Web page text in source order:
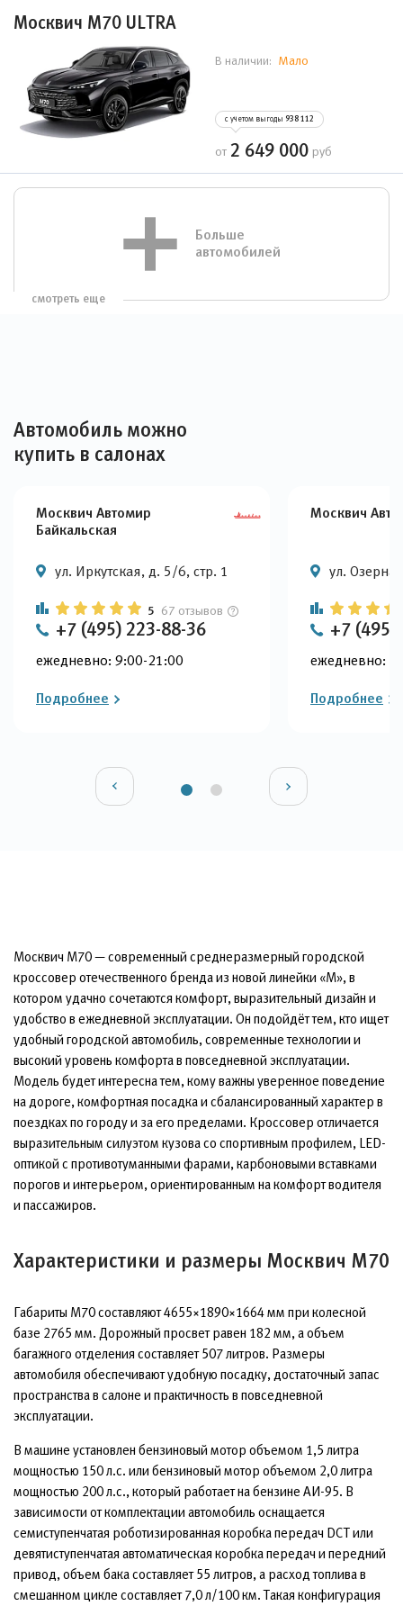
Москвич М70 ULTRA
В наличии: Мало
с учетом выгоды 938 112
от 2 649 000 руб
Больше
автомобилей
смотреть еще
Автомобиль можно
купить в салонах
Москвич Автомир
Байкальская
ул. Иркутская, д. 5/6, стр. 1
5 67 отзывов
+7 (495) 223-88-36
ежедневно: 9:00-21:00
Подробнее
Москвич
ул.
+7
ежедневно:
Подробнее
Москвич М70 — современный среднеразмерный городской
кроссовер отечественного бренда из новой линейки «М», в
котором удачно сочетаются комфорт, выразительный дизайн и
удобство в ежедневной эксплуатации. Он подойдёт тем, кто ищет
удобный городской автомобиль, современные технологии и
высокий уровень комфорта в повседневной эксплуатации.
Модель будет интересна тем, кому важны уверенное поведение
на дороге, комфортная посадка и сбалансированный характер в
поездках по городу и за его пределами. Кроссовер отличается
выразительным силуэтом кузова со спортивным профилем, LED-
оптикой с противотуманными фарами, карбоновыми вставками
порогов и интерьером, ориентированным на комфорт водителя
и пассажиров.
Характеристики и размеры Москвич М70
Габариты М70 составляют 4655×1890×1664 мм при колесной
базе 2765 мм. Дорожный просвет равен 182 мм, а объем
багажного отделения составляет 507 литров. Размеры
автомобиля обеспечивают удобную посадку, достаточный запас
пространства в салоне и практичность в повседневной
эксплуатации.
В машине установлен бензиновый мотор объемом 1,5 литра
мощностью 150 л.с. или бензиновый мотор объемом 2,0 литра
мощностью 200 л.с., который работает на бензине АИ-95. В
зависимости от комплектации автомобиль оснащается
семиступенчатая роботизированная коробка передач DCT или
девятиступенчатая автоматическая коробка передач и передний
привод, объем бака составляет 55 литров, а расход топлива в
смешанном цикле составляет 7,0 л/100 км. Такая конфигурация